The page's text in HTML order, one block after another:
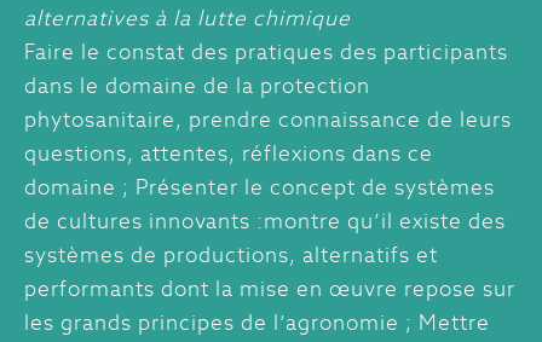
alternatives à la lutte chimique
Faire le constat des pratiques des participants
dans le domaine de la protection
phytosanitaire, prendre connaissance de leurs
questions, attentes, réflexions dans ce
domaine ; Présenter le concept de systèmes
de cultures innovants :montre qu’il existe des
systèmes de productions, alternatifs et
performants dont la mise en œuvre repose sur
les grands principes de l’agronomie ; Mettre